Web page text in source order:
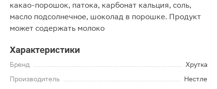
какао-порошок, патока, карбонат кальция, соль,
масло подсолнечное, шоколад в порошке. Продукт
может содержать молоко
Характеристики
Бренд
Хрутка
Производитель
Нестле